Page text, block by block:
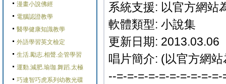
漫畫小說佛經
電腦認證教學
醫學健康知識教學
外語學習英文檢定
生活.勵志.相聲.企管學習
運動.減肥.瑜珈.舞蹈.太極
巧連智巧虎系列幼教光碟
系統支援: 以官方網站
軟體類型: 小說集
更新日期: 2013.03.06
唱片簡介: (以官方網
--=-=-=-=-=-=-=-=-=-